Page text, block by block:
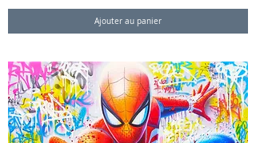
Ajouter au panier